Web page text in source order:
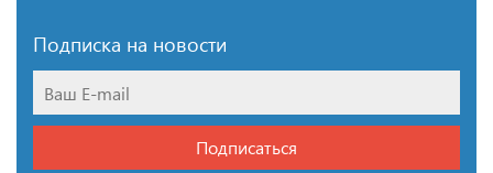
Подписка на новости
Подписаться